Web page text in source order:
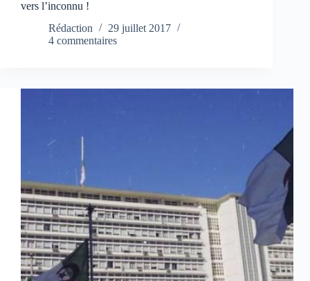
vers l’inconnu !
Rédaction
29 juillet 2017
4 commentaires